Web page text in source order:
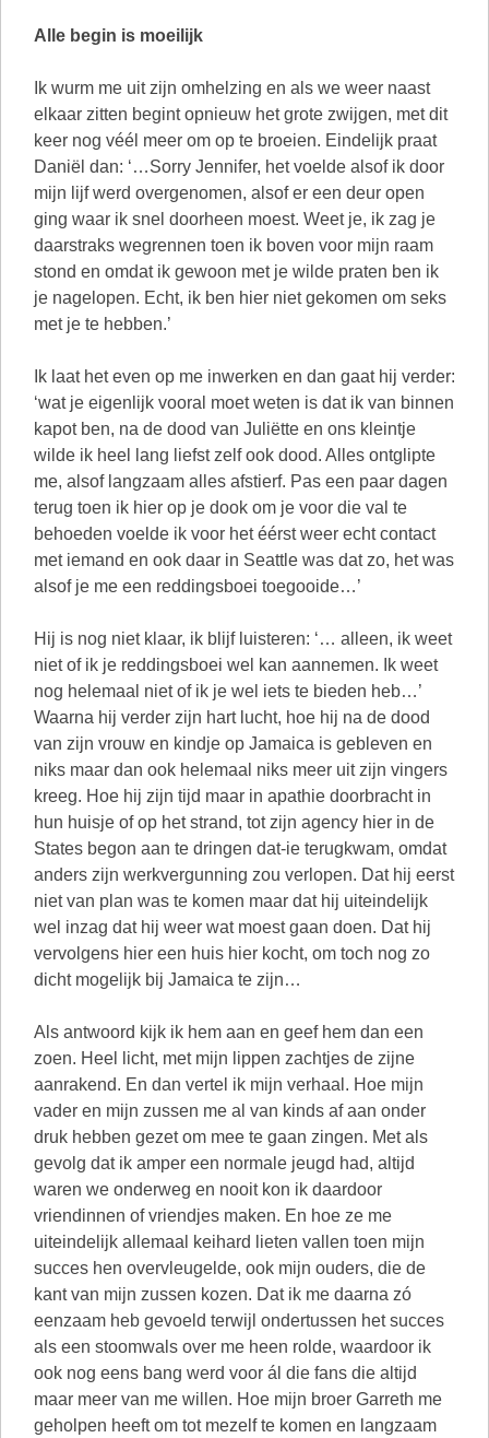
Alle begin is moeilijk
Ik wurm me uit zijn omhelzing en als we weer naast
elkaar zitten begint opnieuw het grote zwijgen, met dit
keer nog véél meer om op te broeien. Eindelijk praat
Daniël dan: ‘…Sorry Jennifer, het voelde alsof ik door
mijn lijf werd overgenomen, alsof er een deur open
ging waar ik snel doorheen moest. Weet je, ik zag je
daarstraks wegrennen toen ik boven voor mijn raam
stond en omdat ik gewoon met je wilde praten ben ik
je nagelopen. Echt, ik ben hier niet gekomen om seks
met je te hebben.’
Ik laat het even op me inwerken en dan gaat hij verder:
‘wat je eigenlijk vooral moet weten is dat ik van binnen
kapot ben, na de dood van Juliëtte en ons kleintje
wilde ik heel lang liefst zelf ook dood. Alles ontglipte
me, alsof langzaam alles afstierf. Pas een paar dagen
terug toen ik hier op je dook om je voor die val te
behoeden voelde ik voor het éérst weer echt contact
met iemand en ook daar in Seattle was dat zo, het was
alsof je me een reddingsboei toegooide…’
Hij is nog niet klaar, ik blijf luisteren: ‘… alleen, ik weet
niet of ik je reddingsboei wel kan aannemen. Ik weet
nog helemaal niet of ik je wel iets te bieden heb…’
Waarna hij verder zijn hart lucht, hoe hij na de dood
van zijn vrouw en kindje op Jamaica is gebleven en
niks maar dan ook helemaal niks meer uit zijn vingers
kreeg. Hoe hij zijn tijd maar in apathie doorbracht in
hun huisje of op het strand, tot zijn agency hier in de
States begon aan te dringen dat-ie terugkwam, omdat
anders zijn werkvergunning zou verlopen. Dat hij eerst
niet van plan was te komen maar dat hij uiteindelijk
wel inzag dat hij weer wat moest gaan doen. Dat hij
vervolgens hier een huis hier kocht, om toch nog zo
dicht mogelijk bij Jamaica te zijn…
Als antwoord kijk ik hem aan en geef hem dan een
zoen. Heel licht, met mijn lippen zachtjes de zijne
aanrakend. En dan vertel ik mijn verhaal. Hoe mijn
vader en mijn zussen me al van kinds af aan onder
druk hebben gezet om mee te gaan zingen. Met als
gevolg dat ik amper een normale jeugd had, altijd
waren we onderweg en nooit kon ik daardoor
vriendinnen of vriendjes maken. En hoe ze me
uiteindelijk allemaal keihard lieten vallen toen mijn
succes hen overvleugelde, ook mijn ouders, die de
kant van mijn zussen kozen. Dat ik me daarna zó
eenzaam heb gevoeld terwijl ondertussen het succes
als een stoomwals over me heen rolde, waardoor ik
ook nog eens bang werd voor ál die fans die altijd
maar meer van me willen. Hoe mijn broer Garreth me
geholpen heeft om tot mezelf te komen en langzaam